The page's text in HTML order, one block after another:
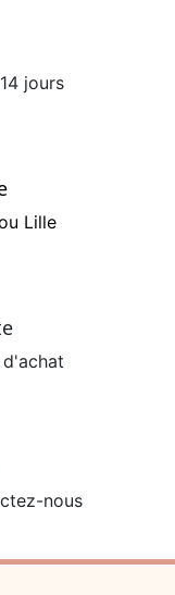
jours
Lille
nous